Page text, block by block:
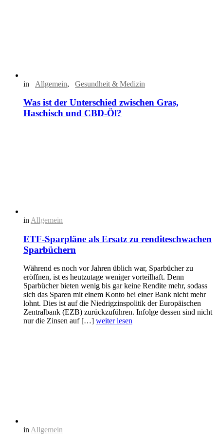
in Allgemein, Gesundheit & Medizin
Was ist der Unterschied zwischen Gras,
Haschisch und CBD-Öl?
in Allgemein
ETF-Sparpläne als Ersatz zu renditeschwachen
Sparbüchern
Während es noch vor Jahren üblich war, Sparbücher zu
eröffnen, ist es heutzutage weniger vorteilhaft. Denn
Sparbücher bieten wenig bis gar keine Rendite mehr, sodass
sich das Sparen mit einem Konto bei einer Bank nicht mehr
lohnt. Dies ist auf die Niedrigzinspolitik der Europäischen
Zentralbank (EZB) zurückzuführen. Infolge dessen sind nicht
nur die Zinsen auf […] weiter lesen
inAllgemein